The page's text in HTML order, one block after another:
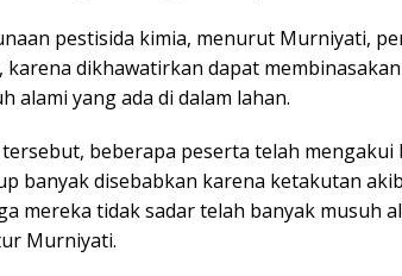
pestisida kimia, menurut Murniyati,
karena dikhawatirkan dapat
alami yang ada di dalam lahan.
beberapa peserta telah
banyak disebabkan karena ketakutan
mereka tidak sadar telah banyak musuh
Murniyati.